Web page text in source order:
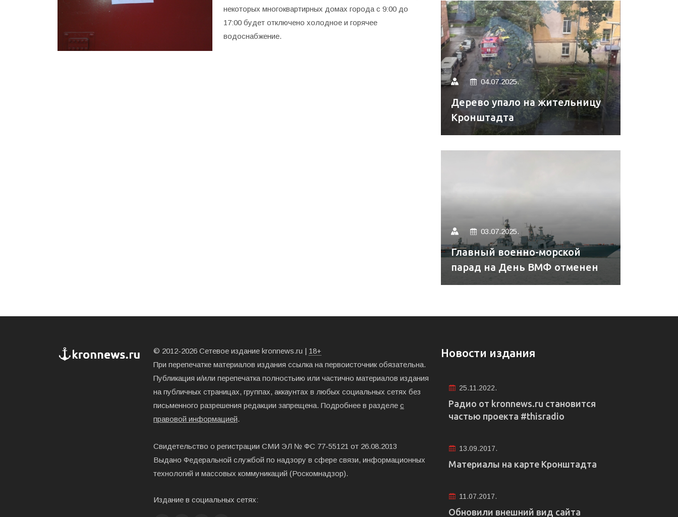
некоторых многоквартирных домах города с 9:00 до
17:00 будет отключено холодное и горячее
водоснабжение.
04.07.2025.
Дерево упало на жительницу
Кронштадта
03.07.2025.
Главный военно-морской
парад на День ВМФ отменен
© 2012-2026 Сетевое издание kronnews.ru | 18+
При перепечатке материалов издания ссылка на первоисточник обязательна.
Публикация и/или перепечатка полностьию или частично материалов издания
на публичных страницах, группах, аккаунтах в любых социальных сетях без
письменного разрешения редакции запрещена. Подробнее в разделе с
правовой информацией.
Свидетельство о регистрации СМИ ЭЛ № ФС 77-55121 от 26.08.2013
Выдано Федеральной службой по надзору в сфере связи, информационных
технологий и массовых коммуникаций (Роскомнадзор).
Издание в социальных сетях:
Новости издания
25.11.2022.
Радио от kronnews.ru становится
частью проекта #thisradio
13.09.2017.
Материалы на карте Кронштадта
11.07.2017.
Обновили внешний вид сайта